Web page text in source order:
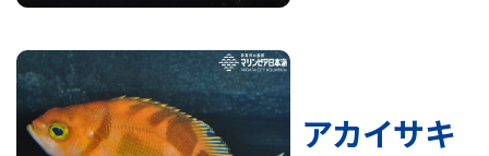
アカイサキ